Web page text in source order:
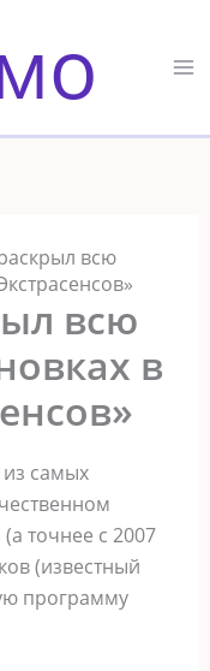
всю
всю
в
из самых
точнее с 2007
(известный
программу